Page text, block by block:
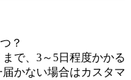
？
で、3～5日程度かかる
かない場合はカスタマ